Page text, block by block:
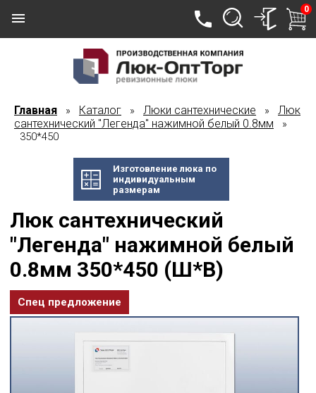
0
Главная » Каталог » Люки сантехнические » Люк
сантехнический "Легенда" нажимной белый 0.8мм »
350*450
Изготовление люка по
индивидуальным
размерам
Люк сантехнический
"Легенда" нажимной белый
0.8мм 350*450 (Ш*В)
Спец предложение